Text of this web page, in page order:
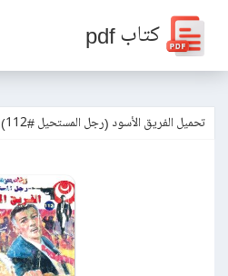
كتاب pdf
تحميل الفريق الأسود (رجل المستحيل #112) نبيل فاروق | كتاب pdf